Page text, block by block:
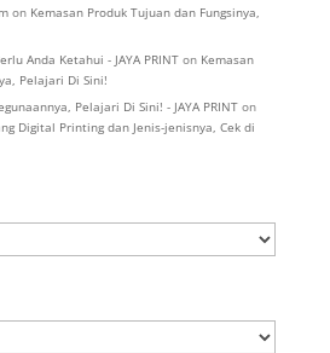
on Kemasan Produk Tujuan dan Fungsinya,
Anda Ketahui - JAYA PRINTon Kemasan
Pelajari Di Sini!
Pelajari Di Sini! - JAYA PRINTon
Digital Printing dan Jenis-jenisnya, Cek di